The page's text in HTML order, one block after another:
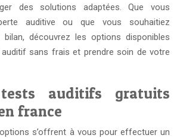
des solutions adaptées. Que vous
auditive ou que vous souhaitiez
découvrez les options disponibles
sans frais et prendre soin de votre
auditifs gratuits
france
s’offrent à vous pour effectuer un